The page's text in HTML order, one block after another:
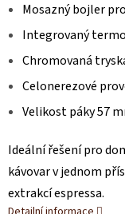
Mosazný bojler
Integrovaný
Chromovaná
Celonerezové
Velikost páky 57
Ideální řešení pro
kávovar v jednom
extrakcí espressa.